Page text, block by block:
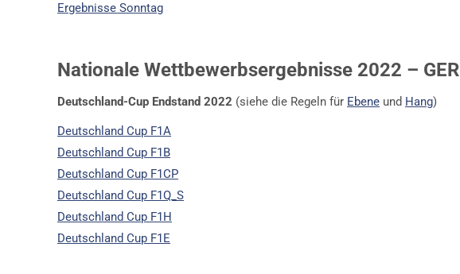
Ergebnisse Sonntag
Nationale Wettbewerbsergebnisse 2022 – GER
Deutschland-Cup Endstand 2022 (siehe die Regeln für Ebene und Hang)
Deutschland Cup F1A
Deutschland Cup F1B
Deutschland Cup F1CP
Deutschland Cup F1Q_S
Deutschland Cup F1H
Deutschland Cup F1E